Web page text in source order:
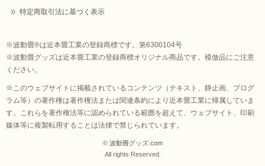
特定商取引法に基づく表示
※波動畳®は近本畳工業の登録商標です。第6300104号
※波動畳グッズは近本畳工業の登録商標オリジナル商品です。模倣品にご注意
ください。
※このウェブサイトに掲載されているコンテンツ（テキスト、静止画、プログ
ラム等）の著作権は著作権法または関連条約により近本畳工業に帰属していま
す。これらを著作権法等に認められている範囲を超えて、ウェブサイト、印刷
媒体等に複製転用することは法律で禁じられています。
© 波動畳グッズ.com
All rights Reserved.